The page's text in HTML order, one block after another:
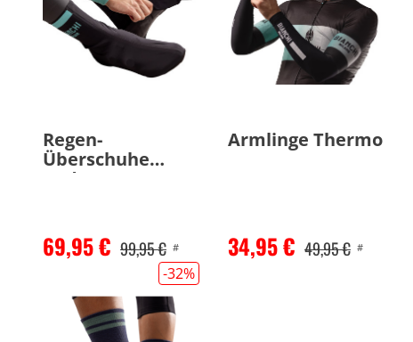
Regen-
Überschuhe
Hydro
69,95 € 99,95 € #
Armlinge Thermo
34,95 € 49,95 € #
-32%